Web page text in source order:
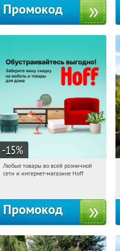
Промокод
-15%
13:50:59 Получили:
Любые товары во всей розничной
сети и интернет-магазине Hoff
Промокод